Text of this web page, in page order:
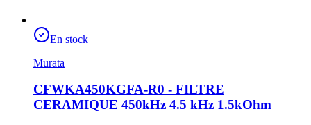
En stock
Murata
CFWKA450KGFA-R0 - FILTRE
CERAMIQUE 450kHz 4.5 kHz 1.5kOhm